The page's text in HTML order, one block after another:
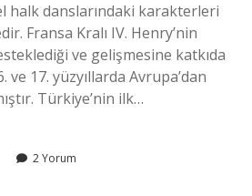
halk danslarındaki karakterleri
Fransa Kralı IV. Henry’nin
ve gelişmesine katkıda
17. yüzyıllarda Avrupa’dan
Türkiye’nin ilk…
2 Yorum